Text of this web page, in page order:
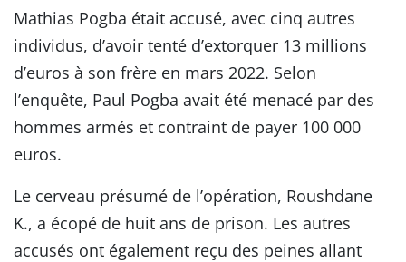
Mathias Pogba était accusé, avec cinq autres
individus, d’avoir tenté d’extorquer 13 millions
d’euros à son frère en mars 2022. Selon
l’enquête, Paul Pogba avait été menacé par des
hommes armés et contraint de payer 100 000
euros.
Le cerveau présumé de l’opération, Roushdane
K., a écopé de huit ans de prison. Les autres
accusés ont également reçu des peines allant